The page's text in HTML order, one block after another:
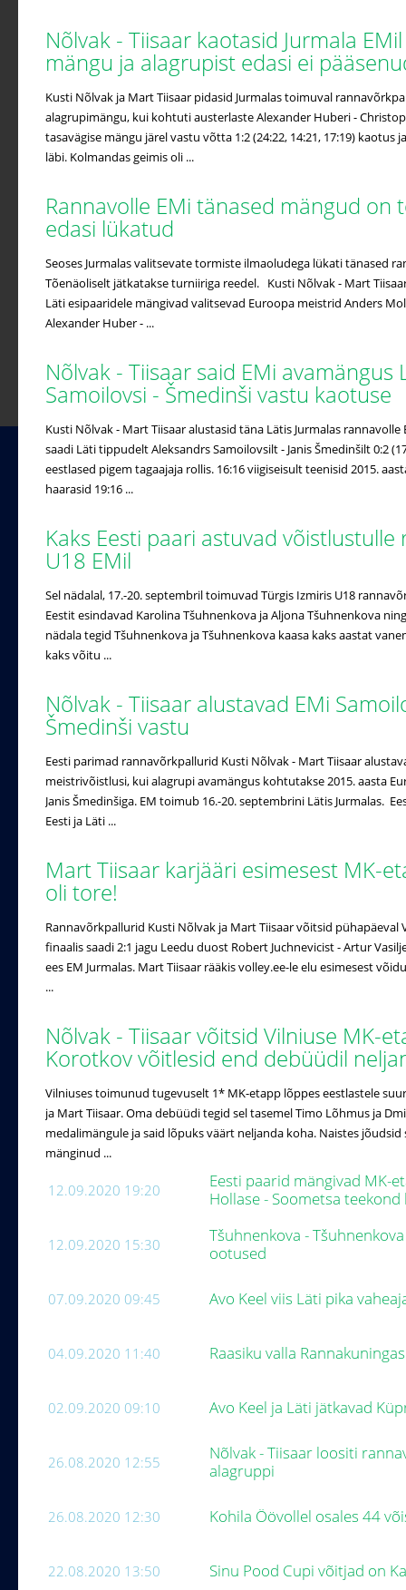
Nõlvak - Tiisaar kaotasid Jurmala
mängu ja alagrupist edasi ei
Kusti Nõlvak ja Mart Tiisaar pidasid Jurmalas toimuval
alagrupimängu, kui kohtuti austerlaste Alexander Huberi -
tasavägise mängu järel vastu võtta 1:2 (24:22, 14:21, 17:19) kaotus
läbi. Kolmandas geimis oli ...
Rannavolle EMi tänased mängud on
edasi lükatud
Seoses Jurmalas valitsevate tormiste ilmaoludega lükati tänased
Tõenäoliselt jätkatakse turniiriga reedel. Kusti Nõlvak - Mart
Läti esipaaridele mängivad valitsevad Euroopa meistrid Anders
Alexander Huber - ...
Nõlvak - Tiisaar said EMi avamängus
Samoilovsi - Šmedinši vastu kaotuse
Kusti Nõlvak - Mart Tiisaar alustasid täna Lätis Jurmalas
saadi Läti tippudelt Aleksandrs Samoilovsilt - Janis Šmedinšilt 0:2
eestlased pigem tagaajaja rollis. 16:16 viigiseisult teenisid 2015.
haarasid 19:16 ...
Kaks Eesti paari astuvad võistlustulle
U18 EMil
Sel nädalal, 17.-20. septembril toimuvad Türgis Izmiris U18
Eestit esindavad Karolina Tšuhnenkova ja Aljona Tšuhnenkova
nädala tegid Tšuhnenkova ja Tšuhnenkova kaasa kaks aastat
kaks võitu ...
Nõlvak - Tiisaar alustavad EMi
Šmedinši vastu
Eesti parimad rannavõrkpallurid Kusti Nõlvak - Mart Tiisaar
meistrivõistlusi, kui alagrupi avamängus kohtutakse 2015. aasta
Janis Šmedinšiga. EM toimub 16.-20. septembrini Lätis Jurmalas.
Eesti ja Läti ...
Mart Tiisaar karjääri esimesest MK-
oli tore!
Rannavõrkpallurid Kusti Nõlvak ja Mart Tiisaar võitsid pühapäeval
finaalis saadi 2:1 jagu Leedu duost Robert Juchnevicist - Artur
ees EM Jurmalas. Mart Tiisaar rääkis volley.ee-le elu esimesest
...
Nõlvak - Tiisaar võitsid Vilniuse MK-
Korotkov võitlesid end debüüdil
Vilniuses toimunud tugevuselt 1* MK-etapp lõppes eestlastele
ja Mart Tiisaar. Oma debüüdi tegid sel tasemel Timo Lõhmus ja
medalimängule ja said lõpuks väärt neljanda koha. Naistes
mänginud ...
12.09.2020 19:20
Eesti paarid mängivad MK-
Hollase - Soometsa
12.09.2020 15:30
Tšuhnenkova -
ootused
07.09.2020 09:45 Avo Keel viis Läti pika
04.09.2020 11:40 Raasiku valla
02.09.2020 09:10 Avo Keel ja Läti jätkavad
26.08.2020 12:55
Nõlvak - Tiisaar loositi
alagruppi
26.08.2020 12:30 Kohila Öövollel osales 44
22.08.2020 13:50 Sinu Pood Cupi võitjad on